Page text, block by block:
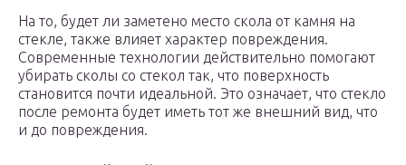
На то, будет ли заметено место скола от камня на
стекле, также влияет характер повреждения.
Современные технологии действительно помогают
убирать сколы со стекол так, что поверхность
становится почти идеальной. Это означает, что стекло
после ремонта будет иметь тот же внешний вид, что
и до повреждения.